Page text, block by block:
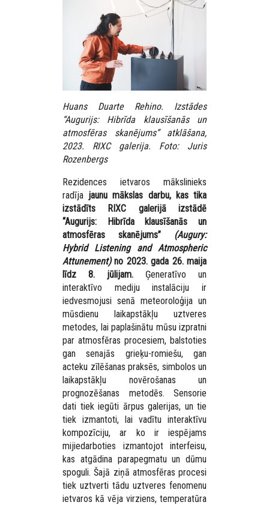
Huans Duarte Rehino. Izstādes
“Augurijs: Hibrīda klausīšanās un
atmosfēras skanējums” atklāšana,
2023. RIXC galerija. Foto: Juris
Rozenbergs
Rezidences ietvaros mākslinieks
radīja jaunu mākslas darbu, kas tika
izstādīts RIXC galerijā izstādē
“Augurijs: Hibrīda klausīšanās un
atmosfēras skanējums” (Augury:
Hybrid Listening and Atmospheric
Attunement)no 2023. gada 26. maija
līdz 8. jūlijam. Ģeneratīvo un
interaktīvo mediju instalāciju ir
iedvesmojusi senā meteoroloģija un
mūsdienu laikapstākļu uztveres
metodes, lai paplašinātu mūsu izpratni
par atmosfēras procesiem, balstoties
gan senajās grieķu-romiešu, gan
acteku zīlēšanas praksēs, simbolos un
laikapstākļu novērošanas un
prognozēšanas metodēs. Sensorie
dati tiek iegūti ārpus galerijas, un tie
tiek izmantoti, lai vadītu interaktīvu
kompozīciju, ar ko ir iespējams
mijiedarboties izmantojot interfeisu,
kas atgādina parapegmatu un dūmu
spoguli. Šajā ziņā atmosfēras procesi
tiek uztverti tādu uztveres fenomenu
ietvaros kā vēja virziens, temperatūra